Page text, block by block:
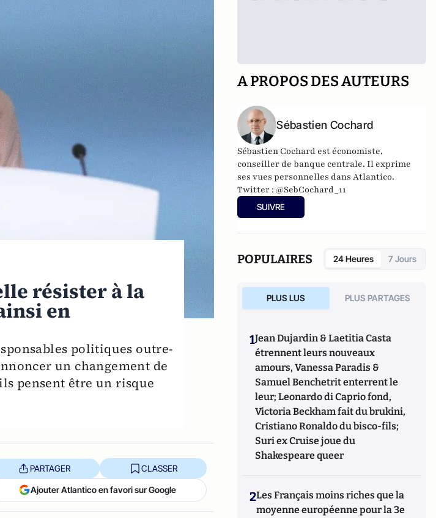
résister à la
en
politiques outre-
un changement de
pensent être un risque
PARTAGER CLASSER
Ajouter Atlantico en favori sur Google
A PROPOS DES AUTEURS
Sébastien Cochard
Sébastien Cochard est économiste,
conseiller de banque centrale. Il exprime
ses vues personnelles dans Atlantico.
Twitter : @SebCochard_11
SUIVRE
POPULAIRES 24 Heures 7 Jours
PLUS LUS PLUS PARTAGES
1Jean Dujardin & Laetitia Casta
étrennent leurs nouveaux
amours, Vanessa Paradis &
Samuel Benchetrit enterrent le
leur; Leonardo di Caprio fond,
Victoria Beckham fait du brukini,
Cristiano Ronaldo du bisco-fils;
Suri ex Cruise joue du
Shakespeare queer
2Les Français moins riches que la
moyenne européenne pour la 3e